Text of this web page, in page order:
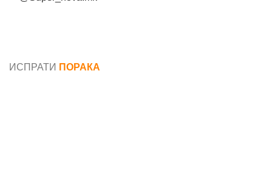
ИСПРАТИ ПОРАКА